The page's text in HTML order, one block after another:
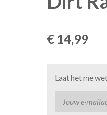
€ 14,99
Laat het me